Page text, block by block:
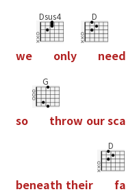
we
Dsus4
only
D
need
so
G
throw oursca
beneath their
D
fa